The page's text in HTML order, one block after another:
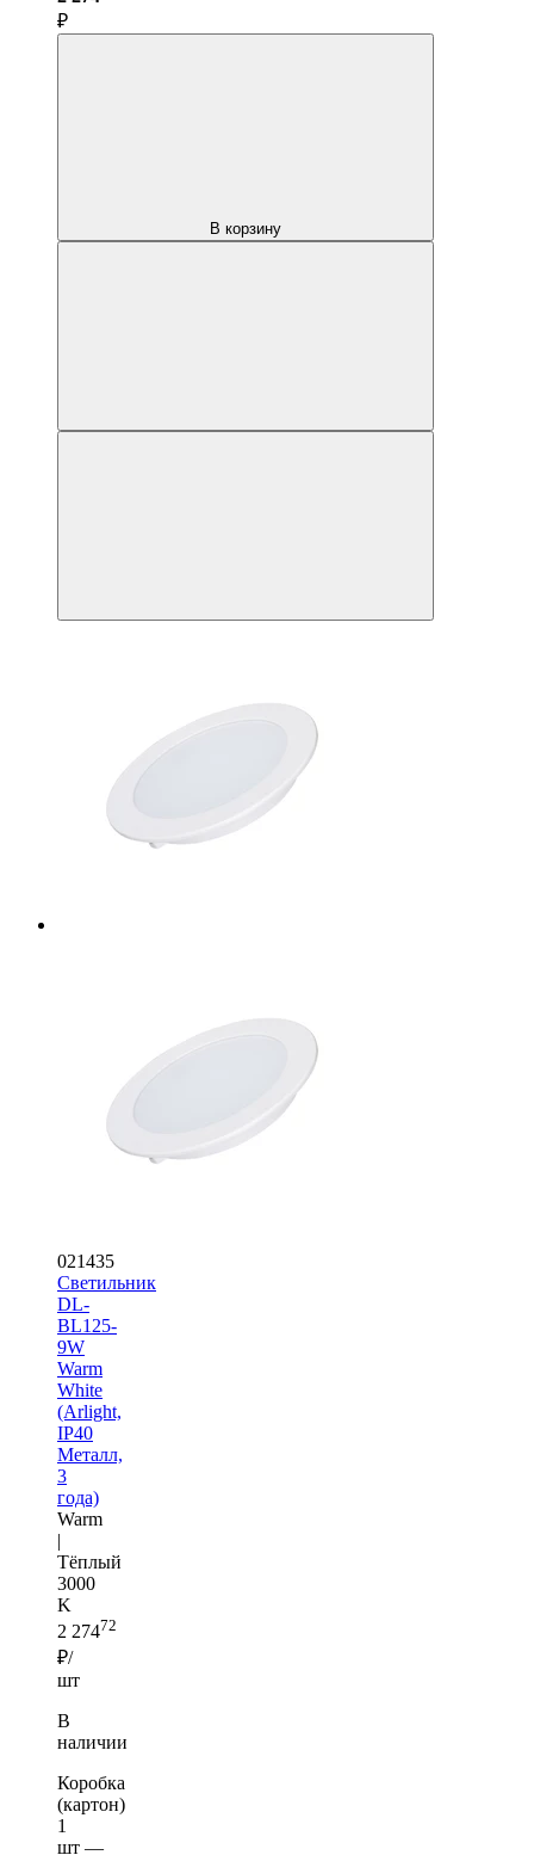
₽
В корзину
021435
Светильник
DL-
BL125-
9W
Warm
White
(Arlight,
IP40
Металл,
3
года)
Warm
|
Тёплый
3000
K
2 27472
₽/
шт
В
наличии
Коробка
(картон)
1
шт —